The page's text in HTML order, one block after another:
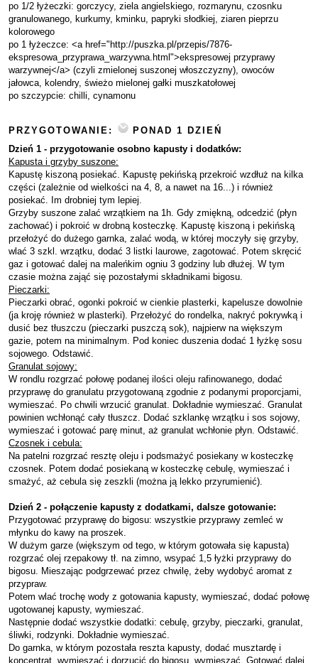
po 1/2 łyżeczki: gorczycy, ziela angielskiego, rozmarynu, czosnku
granulowanego, kurkumy, kminku, papryki słodkiej, ziaren pieprzu
kolorowego
po 1 łyżeczce: <a href="http://puszka.pl/przepis/7876-
ekspresowa_przyprawa_warzywna.html">ekspresowej przyprawy
warzywnej</a> (czyli zmielonej suszonej włoszczyzny), owoców
jałowca, kolendry, świeżo mielonej gałki muszkatołowej
po szczypcie: chilli, cynamonu
PRZYGOTOWANIE:
PONAD 1 DZIEŃ
Dzień 1 - przygotowanie osobno kapusty i dodatków:
Kapusta i grzyby suszone:
Kapustę kiszoną posiekać. Kapustę pekińską przekroić wzdłuż na kilka
części (zależnie od wielkości na 4, 8, a nawet na 16...) i również
posiekać. Im drobniej tym lepiej.
Grzyby suszone zalać wrzątkiem na 1h. Gdy zmiękną, odcedzić (płyn
zachować) i pokroić w drobną kosteczkę. Kapustę kiszoną i pekińską
przełożyć do dużego garnka, zalać wodą, w której moczyły się grzyby,
wlać 3 szkl. wrzątku, dodać 3 listki laurowe, zagotować. Potem skręcić
gaz i gotować dalej na maleńkim ogniu 3 godziny lub dłużej. W tym
czasie można zająć się pozostałymi składnikami bigosu.
Pieczarki:
Pieczarki obrać, ogonki pokroić w cienkie plasterki, kapelusze dowolnie
(ja kroję również w plasterki). Przełożyć do rondelka, nakryć pokrywką i
dusić bez tłuszczu (pieczarki puszczą sok), najpierw na większym
gazie, potem na minimalnym. Pod koniec duszenia dodać 1 łyżkę sosu
sojowego. Odstawić.
Granulat sojowy:
W rondlu rozgrzać połowę podanej ilości oleju rafinowanego, dodać
przyprawę do granulatu przygotowaną zgodnie z podanymi proporcjami,
wymieszać. Po chwili wrzucić granulat. Dokładnie wymieszać. Granulat
powinien wchłonąć cały tłuszcz. Dodać szklankę wrzątku i sos sojowy,
wymieszać i gotować parę minut, aż granulat wchłonie płyn. Odstawić.
Czosnek i cebula:
Na patelni rozgrzać resztę oleju i podsmażyć posiekany w kosteczkę
czosnek. Potem dodać posiekaną w kosteczkę cebulę, wymieszać i
smażyć, aż cebula się zeszkli (można ją lekko przyrumienić).
Dzień 2 - połączenie kapusty z dodatkami, dalsze gotowanie:
Przygotować przyprawę do bigosu: wszystkie przyprawy zemleć w
młynku do kawy na proszek.
W dużym garze (większym od tego, w którym gotowała się kapusta)
rozgrzać olej rzepakowy tł. na zimno, wsypać 1,5 łyżki przyprawy do
bigosu. Mieszając podgrzewać przez chwilę, żeby wydobyć aromat z
przypraw.
Potem wlać trochę wody z gotowania kapusty, wymieszać, dodać połowę
ugotowanej kapusty, wymieszać.
Następnie dodać wszystkie dodatki: cebulę, grzyby, pieczarki, granulat,
śliwki, rodzynki. Dokładnie wymieszać.
Do garnka, w którym pozostała reszta kapusty, dodać musztardę i
koncentrat, wymieszać i dorzucić do bigosu, wymieszać. Gotować dalej